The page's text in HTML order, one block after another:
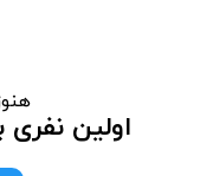
اولین